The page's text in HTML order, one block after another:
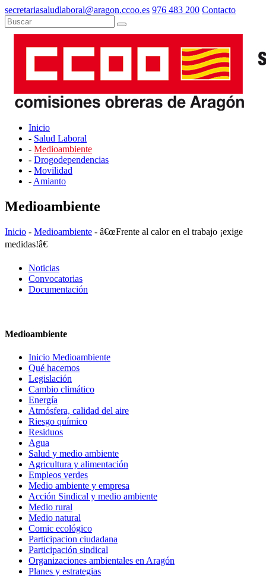
secretariasaludlaboral@aragon.ccoo.es 976 483 200 Contacto
Inicio
- Salud Laboral
- Medioambiente
- Drogodependencias
- Movilidad
- Amianto
Medioambiente
Inicio - Medioambiente - â€œFrente al calor en el trabajo ¡exige
medidas!â€
Noticias
Convocatorias
Documentación
Medioambiente
Inicio Medioambiente
Qué hacemos
Legislación
Cambio climático
Energía
Atmósfera, calidad del aire
Riesgo químico
Residuos
Agua
Salud y medio ambiente
Agricultura y alimentación
Empleos verdes
Medio ambiente y empresa
Acción Sindical y medio ambiente
Medio rural
Medio natural
Comic ecológico
Participacion ciudadana
Participación sindical
Organizaciones ambientales en Aragón
Planes y estrategias